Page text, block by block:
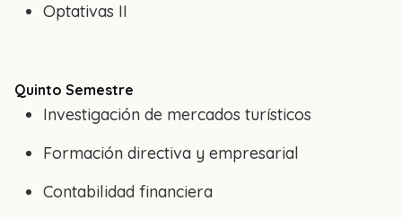
Optativas II
Quinto Semestre
Investigación de mercados turísticos
Formación directiva y empresarial
Contabilidad financiera